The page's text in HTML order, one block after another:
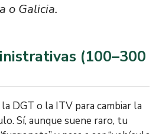
o Galicia.
(100–300
DGT o la ITV para cambiar la
Sí, aunque suene raro, tu